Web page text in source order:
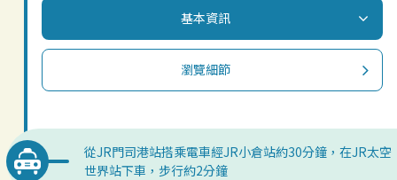
基本資訊
瀏覽細節
從JR門司港站搭乘電車經JR小倉站約30分鐘，在JR太空
世界站下車，步行約2分鐘